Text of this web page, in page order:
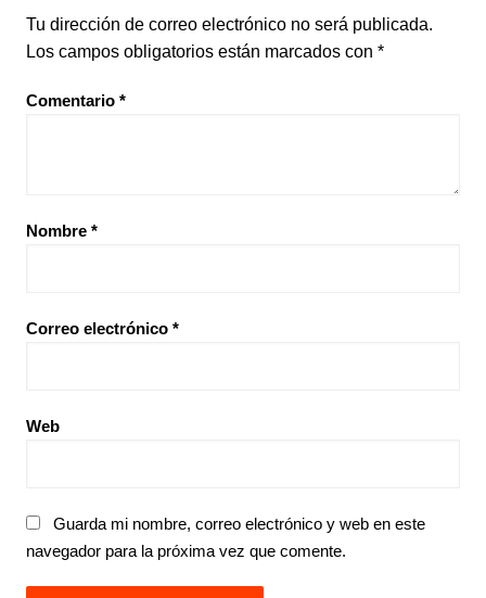
Tu dirección de correo electrónico no será publicada.
Los campos obligatorios están marcados con *
Comentario *
Nombre *
Correo electrónico *
Web
Guarda mi nombre, correo electrónico y web en este
navegador para la próxima vez que comente.